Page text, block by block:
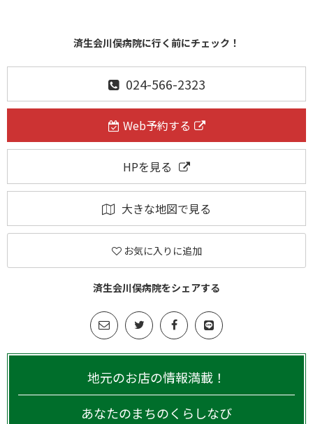
済生会川俣病院に行く前にチェック！
024-566-2323
Web予約する
HPを見る
大きな地図で見る
お気に入りに追加
済生会川俣病院をシェアする
地元のお店の情報満載！
あなたのまちのくらしなび